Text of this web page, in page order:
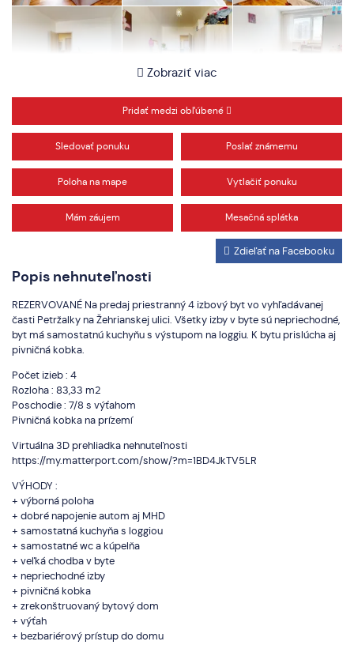
Zobraziť viac
Pridať medzi obľúbené
Sledovať ponuku Poslať známemu
Poloha na mape Vytlačiť ponuku
Mám záujem Mesačná splátka
Popis nehnuteľnosti
Zdieľať na Facebooku
REZERVOVANÉ Na predaj priestranný 4 izbový byt vo vyhľadávanej
časti Petržalky na Žehrianskej ulici. Všetky izby v byte sú nepriechodné,
byt má samostatnú kuchyňu s výstupom na loggiu. K bytu prislúcha aj
pivničná kobka.
Počet izieb : 4
Rozloha : 83,33 m2
Poschodie : 7/8 s výťahom
Pivničná kobka na prízemí
Virtuálna 3D prehliadka nehnuteľnosti
https://my.matterport.com/show/?m=1BD4JkTV5LR
VÝHODY :
+ výborná poloha
+ dobré napojenie autom aj MHD
+ samostatná kuchyňa s loggiou
+ samostatné wc a kúpelňa
+ veľká chodba v byte
+ nepriechodné izby
+ pivničná kobka
+ zrekonštruovaný bytový dom
+ výťah
+ bezbariérový prístup do domu